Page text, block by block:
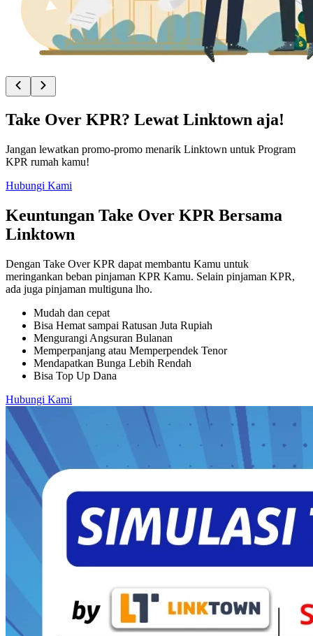
Take Over KPR? Lewat Linktown aja!
Jangan lewatkan promo-promo menarik Linktown untuk Program
KPR rumah kamu!
Hubungi Kami
Keuntungan Take Over KPR Bersama
Linktown
Dengan Take Over KPR dapat membantu Kamu untuk
meringankan beban pinjaman KPR Kamu. Selain pinjaman KPR,
ada juga pinjaman multiguna lho.
Mudah dan cepat
Bisa Hemat sampai Ratusan Juta Rupiah
Mengurangi Angsuran Bulanan
Memperpanjang atau Memperpendek Tenor
Mendapatkan Bunga Lebih Rendah
Bisa Top Up Dana
Hubungi Kami